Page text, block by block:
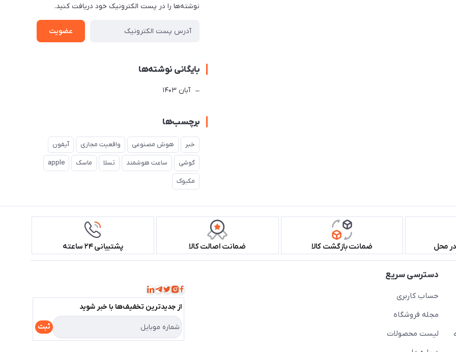
نوشته‌ها را در پست الکترونیک خود دریافت کنید.
عضویت
بایگانی نوشته‌ها
آبان 1403
برچسب‌ها
خبر هوش مصنوعی واقعیت مجازی آیفون
گوشی ساعت هوشمند تسلا ماسک apple
مکبوک
محل ضمانت بازگشت کالا ضمانت اصالت کالا پشتیبانی ۲۴ ساعته
دسترسی سریع
حساب کاربری
مجله فروشگاه
لیست محصولات
از جدید‌ترین تخفیف‌ها با‌ خبر شوید
ثبت